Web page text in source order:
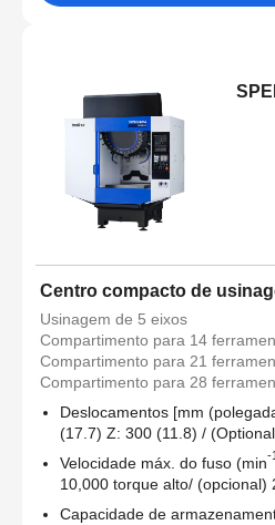
Centro compacto de
Usinagem de 5 eixos
Compartimento para 14
Compartimento para 21
Compartimento para 28
Deslocamentos [mm
(17.7) Z: 300 (11.8) /
Velocidade máx. do fuso (min-1
10,000 torque alto/ (opcional)
Capacidade de